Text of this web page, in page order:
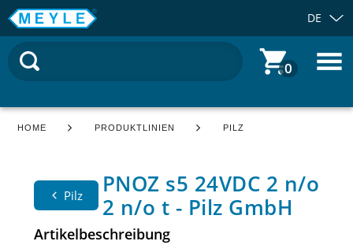
DE
0
HOME PRODUKTLINIEN PILZ
Pilz
PNOZ s5 24VDC 2 n/o
2 n/o t - Pilz GmbH
Artikelbeschreibung